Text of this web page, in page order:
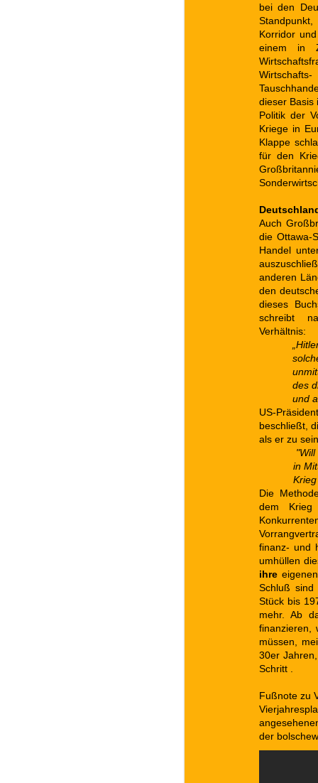
bei den
Korridor
einem in
dieser
Politik der
Kriege in
Klappe
für den
Auch
die Ottawa-
Handel
anderen
den
dieses
schreibt
Verhältnis:
des
und
US-
beschließt,
als er zu
in
Die
dem Krieg
finanz- und
umhüllen
ihre
Schluß
Stück bis
mehr. Ab
finanzieren,
müssen,
30er
Schritt .
Fußnote zu
der